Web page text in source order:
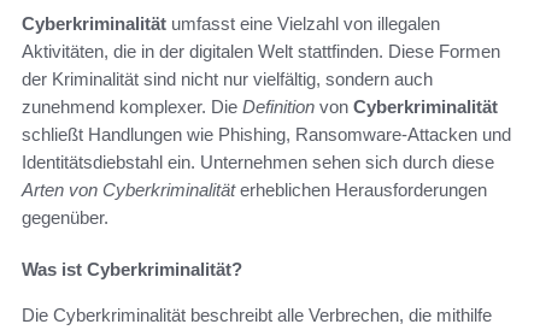
Cyberkriminalität umfasst eine Vielzahl von illegalen
Aktivitäten, die in der digitalen Welt stattfinden. Diese Formen
der Kriminalität sind nicht nur vielfältig, sondern auch
zunehmend komplexer. Die Definition von Cyberkriminalität
schließt Handlungen wie Phishing, Ransomware-Attacken und
Identitätsdiebstahl ein. Unternehmen sehen sich durch diese
Arten von Cyberkriminalitäterheblichen Herausforderungen
gegenüber.
Was ist Cyberkriminalität?
Die Cyberkriminalität beschreibt alle Verbrechen, die mithilfe